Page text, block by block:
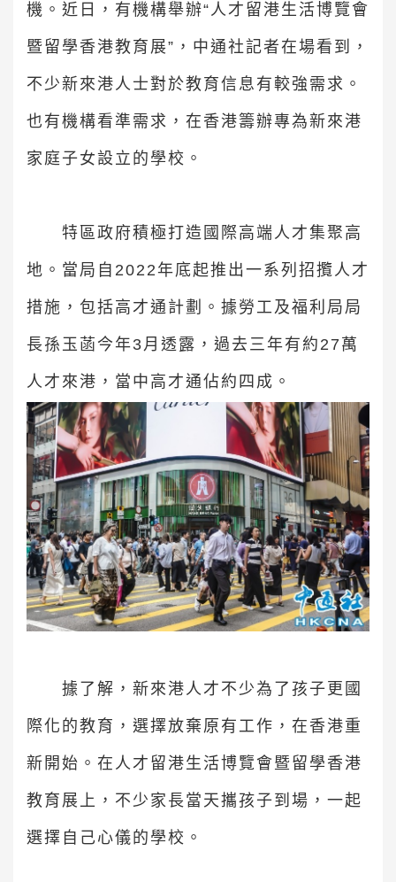
機。近日，有機構舉辦“人才留港生活博覽會
暨留學香港教育展”，中通社記者在場看到，
不少新來港人士對於教育信息有較強需求。
也有機構看準需求，在香港籌辦專為新來港
家庭子女設立的學校。
特區政府積極打造國際高端人才集聚高
地。當局自2022年底起推出一系列招攬人才
措施，包括高才通計劃。據勞工及福利局局
長孫玉菡今年3月透露，過去三年有約27萬
人才來港，當中高才通佔約四成。
據了解，新來港人才不少為了孩子更國
際化的教育，選擇放棄原有工作，在香港重
新開始。在人才留港生活博覽會暨留學香港
教育展上，不少家長當天攜孩子到場，一起
選擇自己心儀的學校。